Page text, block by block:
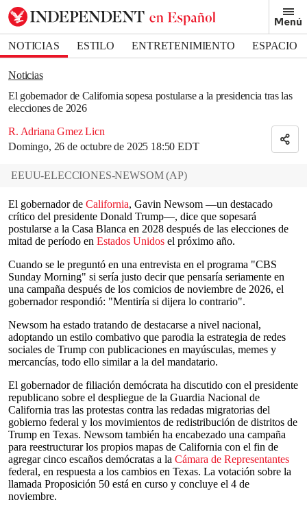
Menú
NOTICIAS ESTILO ENTRETENIMIENTO
ESPACIO
DEPORTES
Noticias
El gobernador de California sopesa postularse a la presidencia tras las
elecciones de 2026
R. Adriana Gmez Licn
Domingo, 26 de octubre de 2025 18:50 EDT
Bookmark popover
Removed from bookmarks
Close popover
EEUU-ELECCIONES-NEWSOM (AP)
El gobernador de California, Gavin Newsom —un destacado
crítico del presidente Donald Trump—, dice que sopesará
postularse a la Casa Blanca en 2028 después de las elecciones de
mitad de período en Estados Unidos el próximo año.
Cuando se le preguntó en una entrevista en el programa "CBS
Sunday Morning" si sería justo decir que pensaría seriamente en
una campaña después de los comicios de noviembre de 2026, el
gobernador respondió: "Mentiría si dijera lo contrario".
Newsom ha estado tratando de destacarse a nivel nacional,
adoptando un estilo combativo que parodia la estrategia de redes
sociales de Trump con publicaciones en mayúsculas, memes y
mercancías, todo ello similar a la del mandatario.
El gobernador de filiación demócrata ha discutido con el presidente
republicano sobre el despliegue de la Guardia Nacional de
California tras las protestas contra las redadas migratorias del
gobierno federal y los movimientos de redistribución de distritos de
Trump en Texas. Newsom también ha encabezado una campaña
para reestructurar los propios mapas de California con el fin de
agregar cinco escaños demócratas a la Cámara de Representantes
federal, en respuesta a los cambios en Texas. La votación sobre la
llamada Proposición 50 está en curso y concluye el 4 de
noviembre.